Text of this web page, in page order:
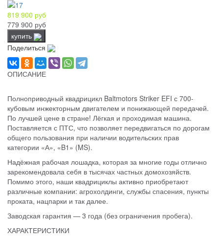
819 900 руб
779 900 руб
купить
Поделиться
ОПИСАНИЕ
Полноприводный квадрицикл Baltmotors Striker EFI с 700-
кубовым инжекторным двигателем и понижающей передачей.
По лучшей цене в стране! Лёгкая и проходимая машина.
Поставляется с ПТС, что позволяет передвигаться по дорогам
общего пользования при наличии водительских прав
категории «А», «B1» (MS).
Надёжная рабочая лошадка, которая за многие годы отлично
зарекомендовала себя в тысячах частных домохозяйств.
Помимо этого, наши квадрициклы активно приобретают
различные компании: агрохолдинги, службы спасения, пункты
проката, нацпарки и так далее.
Заводская гарантия — 3 года (без ограничения пробега).
ХАРАКТЕРИСТИКИ